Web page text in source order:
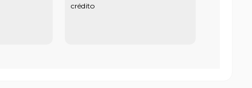
crédito